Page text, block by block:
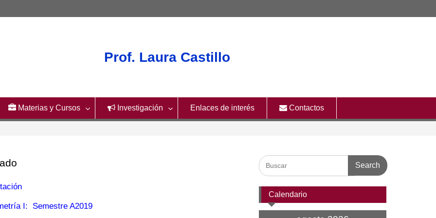
Prof. Laura Castillo
Materias y Cursos Investigación Enlaces de interés Contactos
I: Semestre A2019
Search
for:
Calendario